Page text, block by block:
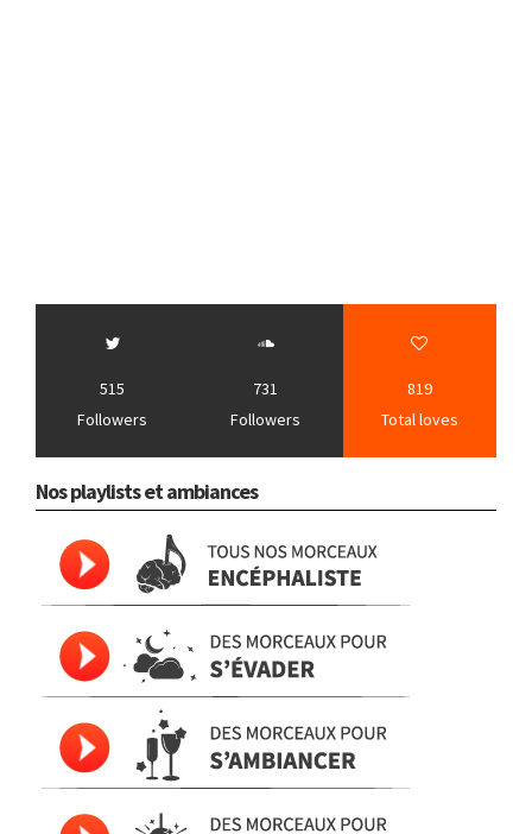
515
Followers
731
Followers
819
Total loves
Nos playlists et ambiances